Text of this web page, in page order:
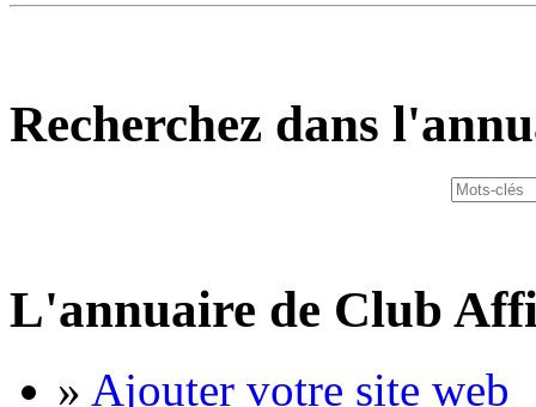
Recherchez dans
L'annuaire de Club
» Ajouter votre site web